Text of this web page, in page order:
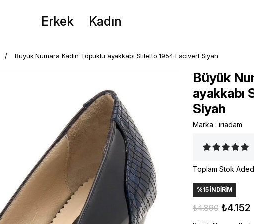
Erkek Kadın
Büyük Numara Kadın Topuklu ayakkabı Stiletto 1954 Lacivert Siyah
Büyük
ayakkabı
Siyah
Marka : iriadam
Toplam Stok
%15İNDIRIM
₺4.890 ₺4.152